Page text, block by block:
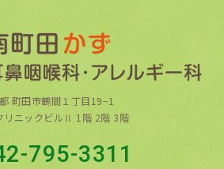
町田市鶴間１丁目19−1
リニックビルⅡ 1階 2階 3階
795-3311